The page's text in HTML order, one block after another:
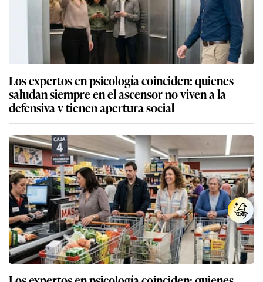
Los expertos en psicología coinciden: quienes
saludan siempre en el ascensor no viven a la
defensiva y tienen apertura social